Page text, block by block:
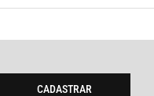
CADASTRAR